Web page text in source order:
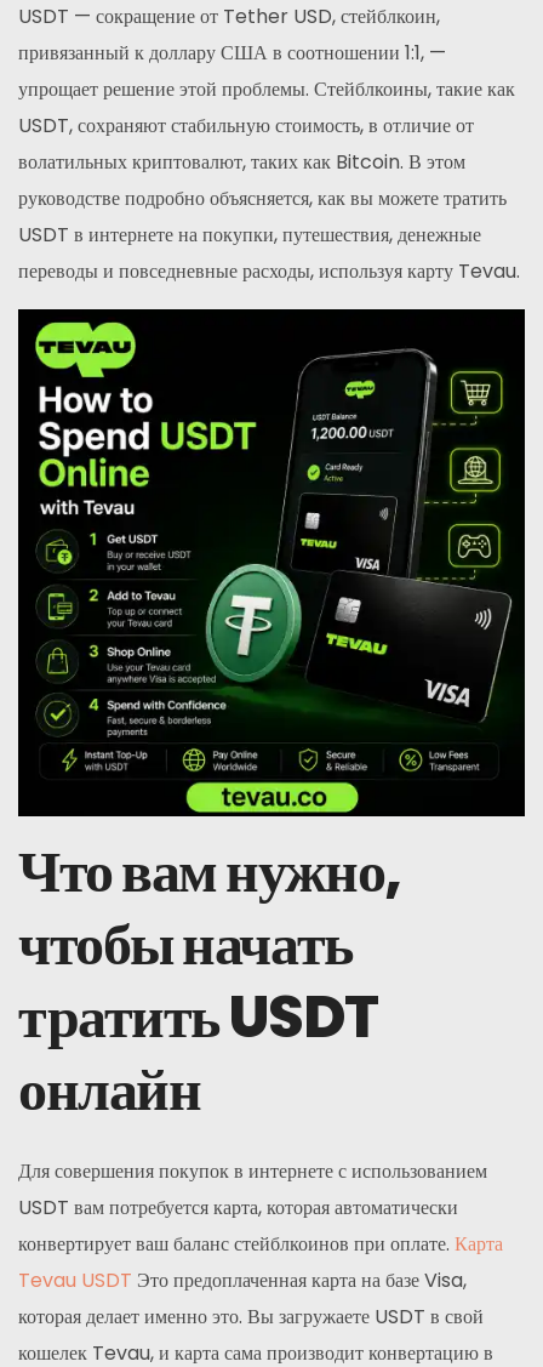
USDT — сокращение от Tether USD, стейблкоин,
привязанный к доллару США в соотношении 1:1, —
упрощает решение этой проблемы. Стейблкоины, такие как
USDT, сохраняют стабильную стоимость, в отличие от
волатильных криптовалют, таких как Bitcoin. В этом
руководстве подробно объясняется, как вы можете тратить
USDT в интернете на покупки, путешествия, денежные
переводы и повседневные расходы, используя карту Tevau.
Что вам нужно,
чтобы начать
тратить USDT
онлайн
Для совершения покупок в интернете с использованием
USDT вам потребуется карта, которая автоматически
конвертирует ваш баланс стейблкоинов при оплате. Карта
Tevau USDT Это предоплаченная карта на базе Visa,
которая делает именно это. Вы загружаете USDT в свой
кошелек Tevau, и карта сама производит конвертацию в